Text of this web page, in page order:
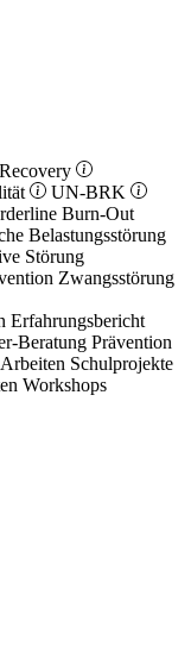
Recovery
UN-BRK
Burn-Out
Belastungsstörung
Störung
Zwangsstörung
Erfahrungsbericht
Beratung Prävention
Schulprojekte
Workshops